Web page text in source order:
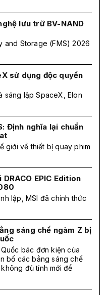
lưu trữ BV-NAND
and Storage (FMS) 2026
sử dụng độc quyền
sáng lập SpaceX, Elon
Định nghĩa lại chuẩn
giới về thiết bị quay phim
EPIC Edition
lập, MSI đã chính thức
sáng chế ngàm Z bị
bác đơn kiện của
bố các bằng sáng chế
đủ tính mới để